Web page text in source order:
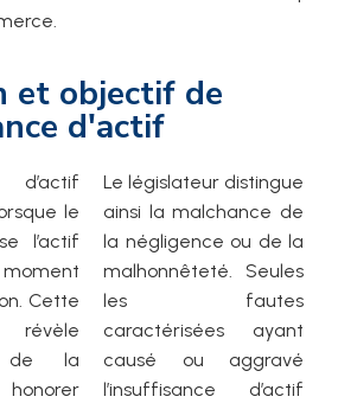
et objectif de
d'actif
d’actif
le
l’actif
Cette
de la
Le législateur distingue
ainsi la malchance de
la négligence ou de la
malhonnêteté. Seules
les fautes
caractérisées ayant
causé ou aggravé
l’insuffisance d’actif